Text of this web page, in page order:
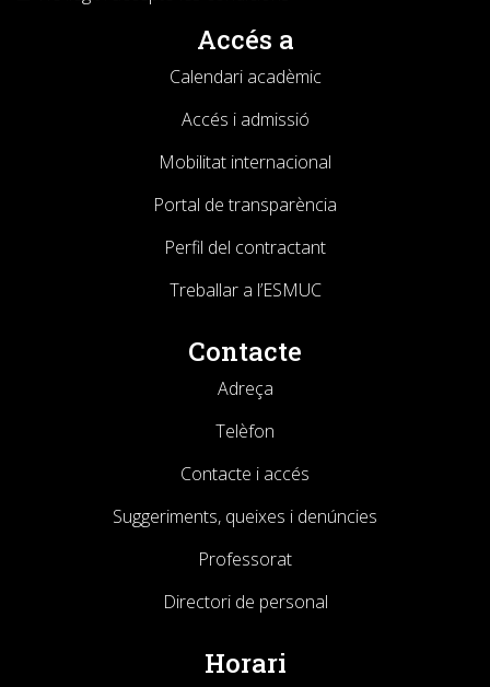
Accés a
Calendari acadèmic
Accés i admissió
Mobilitat internacional
Portal de transparència
Perfil del contractant
Treballar a l’ESMUC
Contacte
Adreça
Telèfon
Contacte i accés
Suggeriments, queixes i denúncies
Professorat
Directori de personal
Horari